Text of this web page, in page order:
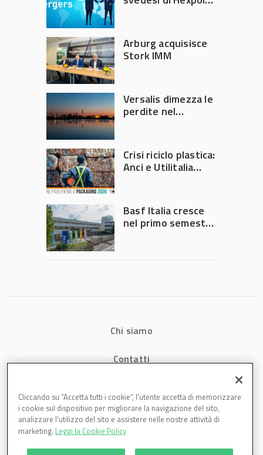
Arburg acquisisce
Stork IMM
Versalis dimezza le
perdite nel
Crisi riciclo plastica:
Anci e Utilitalia
Governo
Basf Italia cresce
nel primo semestre
Chi siamo
Contatti
Cookies
Cliccando su “Accetta tutti i cookie”, l'utente accetta di memorizzare
i cookie sul dispositivo per migliorare la navigazione del sito,
analizzare l'utilizzo del sito e assistere nelle nostre attività di
marketing. Leggi la Cookie Policy